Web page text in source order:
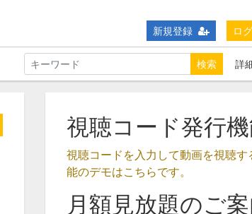
新規登録 ロ
検索
詳
視聴コード発行
視聴コードを入力して動画を視聴す
能のデモはこちらです。
月額見放題のご